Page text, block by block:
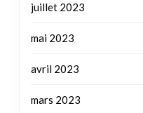
juillet 2023
mai 2023
avril 2023
mars 2023